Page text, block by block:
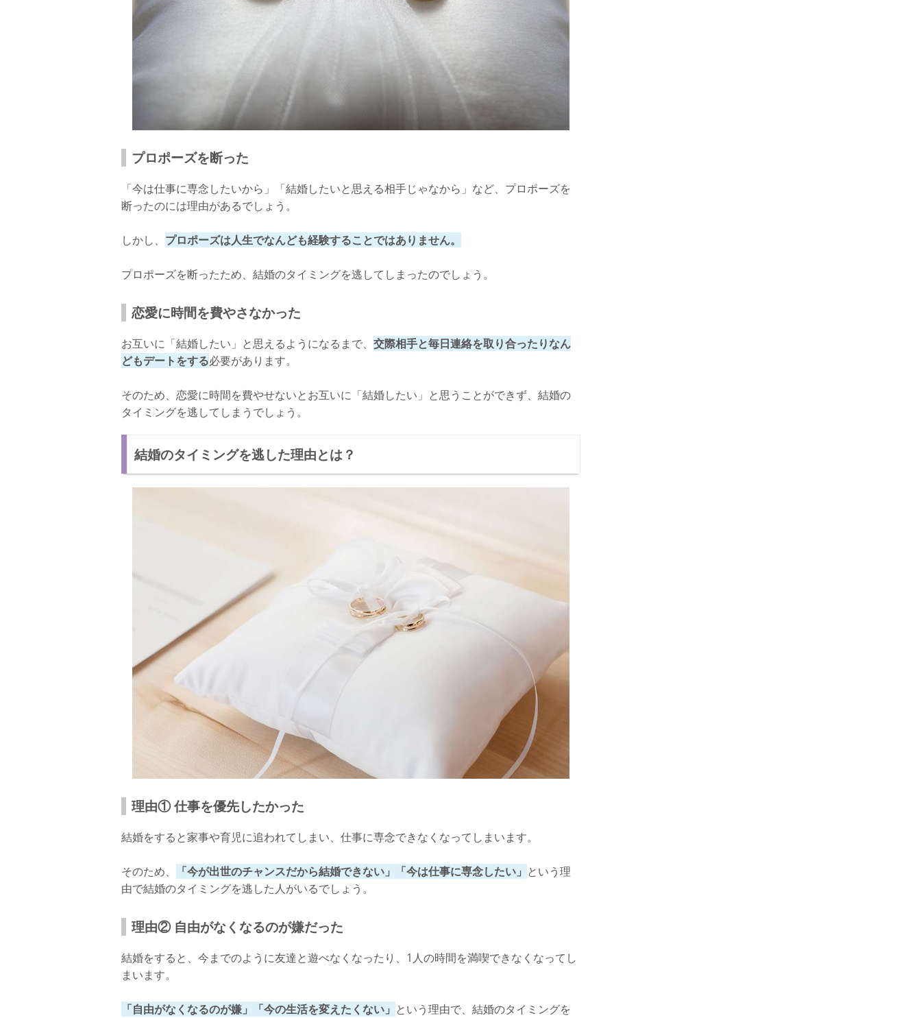
プロポーズを断った
「今は仕事に専念したいから」「結婚したいと思える相手じゃなから」など、プロポーズを
断ったのには理由があるでしょう。
しかし、 プロポーズは人生でなんども経験することではありません。
プロポーズを断ったため、結婚のタイミングを逃してしまったのでしょう。
恋愛に時間を費やさなかった
お互いに「結婚したい」と思えるようになるまで、 交際相手と毎日連絡を取り合ったりなん
どもデートをする必要があります。
そのため、恋愛に時間を費やせないとお互いに「結婚したい」と思うことができず、結婚の
タイミングを逃してしまうでしょう。
結婚のタイミングを逃した理由とは？
理由① 仕事を優先したかった
結婚をすると家事や育児に追われてしまい、仕事に専念できなくなってしまいます。
そのため、 「今が出世のチャンスだから結婚できない」「今は仕事に専念したい」 という理
由で結婚のタイミングを逃した人がいるでしょう。
理由② 自由がなくなるのが嫌だった
結婚をすると、今までのように友達と遊べなくなったり、1人の時間を満喫できなくなってし
まいます。
「自由がなくなるのが嫌」「今の生活を変えたくない」 という理由で、結婚のタイミングを